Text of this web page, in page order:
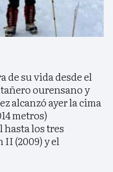
de su vida desde el
ourensano y
alcanzó ayer la cima
metros)
los tres
(2009) y el